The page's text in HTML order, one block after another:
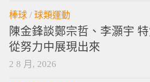
棒球 / 球類運動
陳金鋒談鄭宗哲、李灝宇
從努力中展現出來
2 8 月, 2026